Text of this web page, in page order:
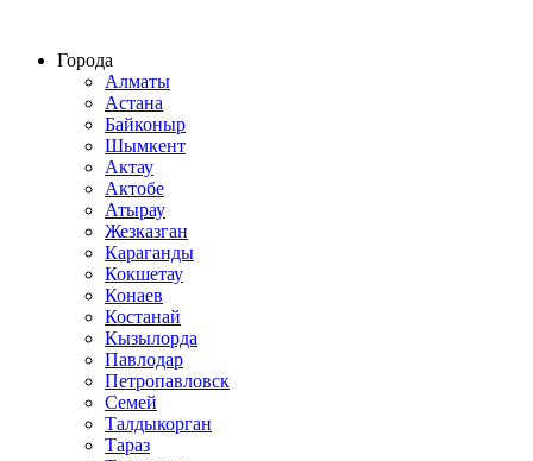
Города
Алматы
Астана
Байконыр
Шымкент
Актау
Актобе
Атырау
Жезказган
Караганды
Кокшетау
Конаев
Костанай
Кызылорда
Павлодар
Петропавловск
Семей
Талдыкорган
Тараз